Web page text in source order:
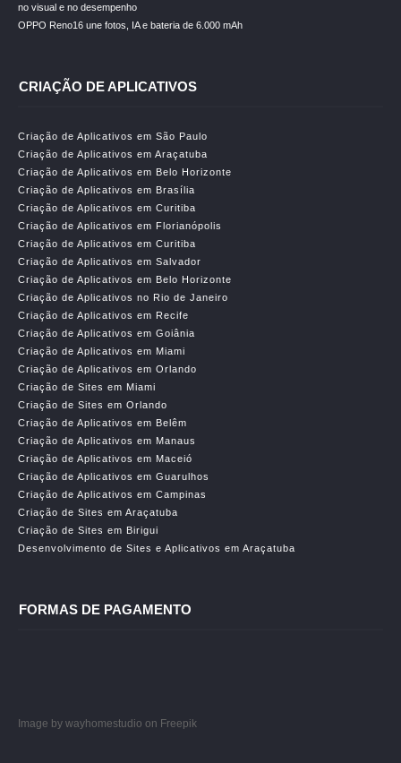
no visual e no desempenho
OPPO Reno16 une fotos, IA e bateria de 6.000 mAh
CRIAÇÃO DE APLICATIVOS
Criação de Aplicativos em São Paulo
Criação de Aplicativos em Araçatuba
Criação de Aplicativos em Belo Horizonte
Criação de Aplicativos em Brasília
Criação de Aplicativos em Curitiba
Criação de Aplicativos em Florianópolis
Criação de Aplicativos em Curitiba
Criação de Aplicativos em Salvador
Criação de Aplicativos em Belo Horizonte
Criação de Aplicativos no Rio de Janeiro
Criação de Aplicativos em Recife
Criação de Aplicativos em Goiânia
Criação de Aplicativos em Miami
Criação de Aplicativos em Orlando
Criação de Sites em Miami
Criação de Sites em Orlando
Criação de Aplicativos em Belêm
Criação de Aplicativos em Manaus
Criação de Aplicativos em Maceió
Criação de Aplicativos em Guarulhos
Criação de Aplicativos em Campinas
Criação de Sites em Araçatuba
Criação de Sites em Birigui
Desenvolvimento de Sites e Aplicativos em Araçatuba
FORMAS DE PAGAMENTO
Image by wayhomestudio on Freepik